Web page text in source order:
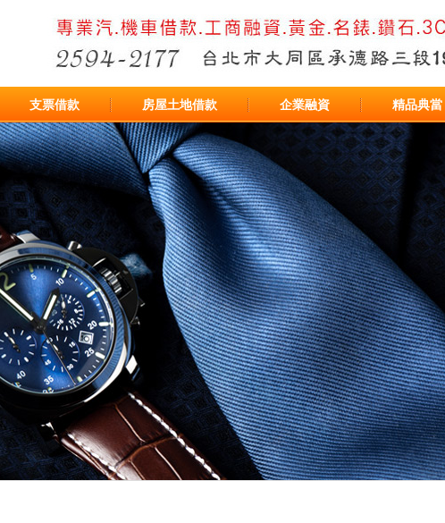
支票借款 房屋土地借款 企業融資 精品典當
台北市機車借款免留車 台北市汽車免留車 台北市機車免留車